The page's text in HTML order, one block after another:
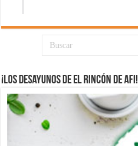
¡Los desayunos de El Rincón de Afi!